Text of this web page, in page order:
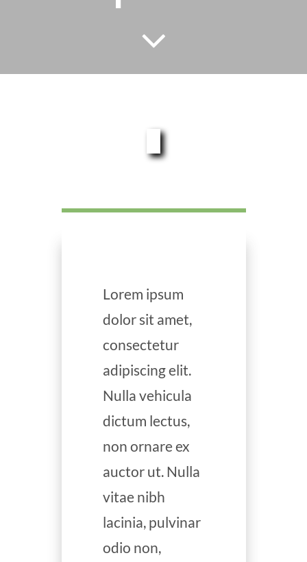
Lorem ipsum
dolor sit amet,
consectetur
adipiscing elit.
Nulla vehicula
dictum lectus,
non ornare ex
auctor ut. Nulla
vitae nibh
lacinia, pulvinar
odio non,